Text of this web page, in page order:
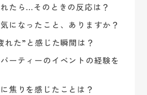
たら…そのときの反応は？
になったこと、ありますか？
れた”と感じた瞬間は？
ーティーのイベントの経験を
焦りを感じたことは？